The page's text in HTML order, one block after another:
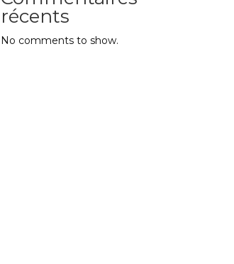
récents
No comments to show.